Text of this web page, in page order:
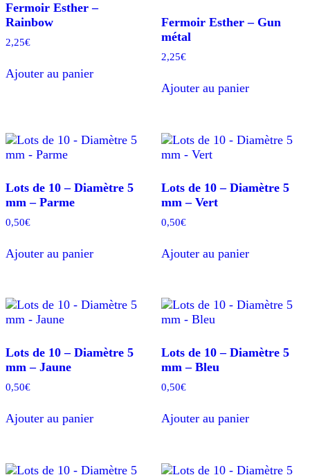
Fermoir Esther –
Rainbow
2,25€
Ajouter au panier
Fermoir Esther – Gun
métal
2,25€
Ajouter au panier
Lots de 10 – Diamètre 5
mm – Parme
0,50€
Ajouter au panier
Lots de 10 – Diamètre 5
mm – Vert
0,50€
Ajouter au panier
Lots de 10 – Diamètre 5
mm – Jaune
0,50€
Ajouter au panier
Lots de 10 – Diamètre 5
mm – Bleu
0,50€
Ajouter au panier